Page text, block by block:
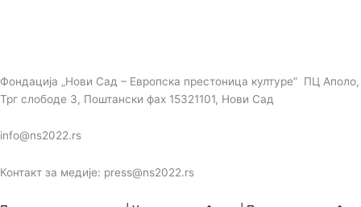
Фондација „Нови Сад – Европска престоница културе” ПЦ Аполо,
Трг слободе 3, Поштански фах 15321101, Нови Сад
info@ns2022.rs
Контакт за медије: press@ns2022.rs